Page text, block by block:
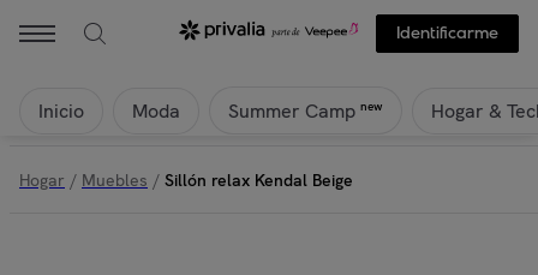
Identificarme
Inicio Moda Summer Camp new Hogar &
Hogar / Muebles / Sillón relax Kendal Beige